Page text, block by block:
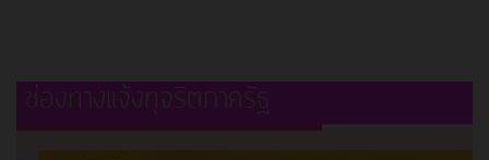
ช่องทางแจ้งทุจริตภาครัฐ